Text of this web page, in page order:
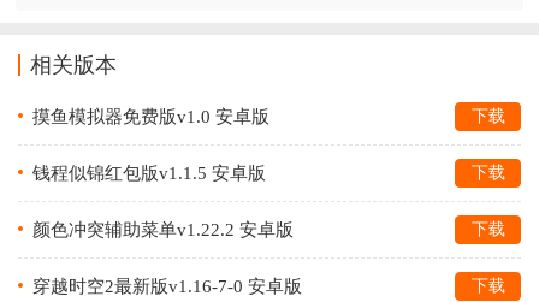
相关版本
摸鱼模拟器免费版v1.0 安卓版 下载
钱程似锦红包版v1.1.5 安卓版 下载
颜色冲突辅助菜单v1.22.2 安卓版 下载
穿越时空2最新版v1.16-7-0 安卓版 下载